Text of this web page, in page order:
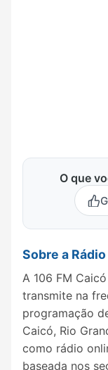
O que
Sobre a
A 106 FM
transmite na
programação
Caicó, Rio
como rádio
baseada nos